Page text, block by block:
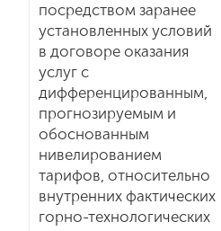
посредством заранее
установленных условий
в договоре оказания
услуг с
дифференцированным,
прогнозируемым и
обоснованным
нивелированием
тарифов, относительно
внутренних фактических
горно-технологических